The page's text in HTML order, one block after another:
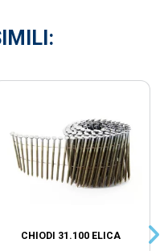
CHIODI 31.100 ELICA